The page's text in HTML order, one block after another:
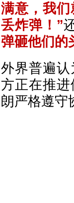
满意，我
丢炸弹！”
弹砸他们的
外界普遍
方正在推
朗严格遵守